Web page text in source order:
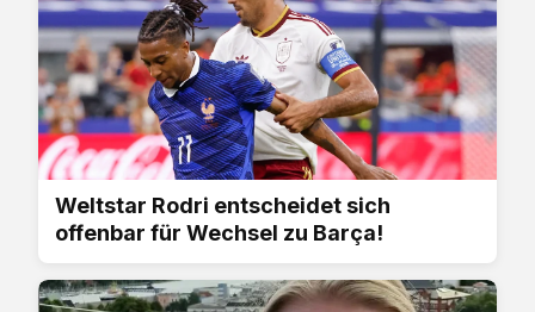
Weltstar Rodri entscheidet sich
offenbar für Wechsel zu Barça!